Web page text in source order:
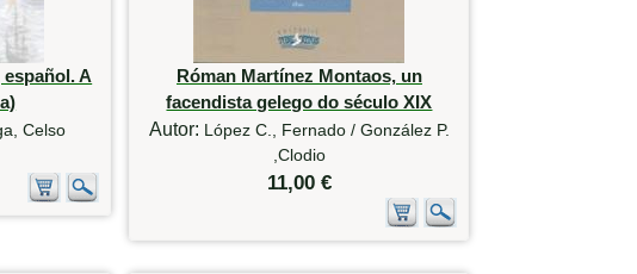
A
Celso
Róman Martínez Montaos, un
facendista gelego do século XIX
Autor: López C., Fernado / González P.
,Clodio
11,00 €